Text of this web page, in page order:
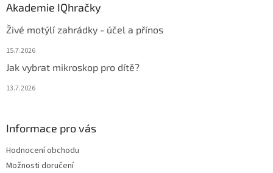
Akademie IQhračky
Živé motýlí zahrádky - účel a přínos
15.7.2026
Jak vybrat mikroskop pro dítě?
13.7.2026
Informace pro vás
Hodnocení obchodu
Možnosti doručení